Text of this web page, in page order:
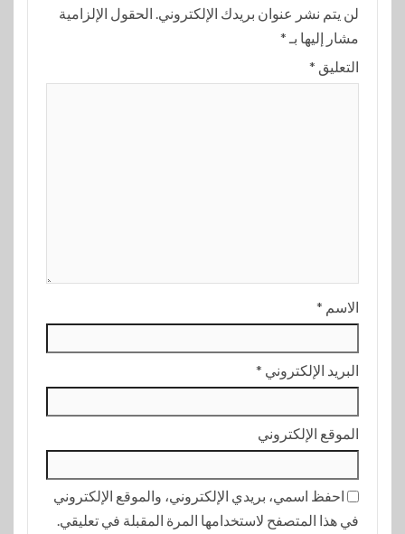
لن يتم نشر عنوان بريدك الإلكتروني. الحقول الإلزامية
مشار إليها بـ *
التعليق *
الاسم *
البريد الإلكتروني *
الموقع الإلكتروني
احفظ اسمي، بريدي الإلكتروني، والموقع الإلكتروني
في هذا المتصفح لاستخدامها المرة المقبلة في تعليقي.